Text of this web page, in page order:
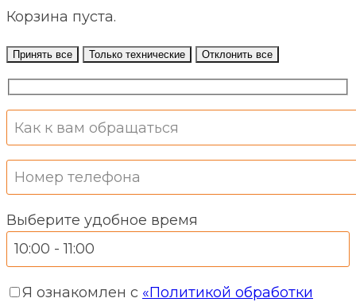
Корзина пуста.
Принять все Только технические Отклонить все
Выберите удобное время
Я ознакомлен с «Политикой обработки